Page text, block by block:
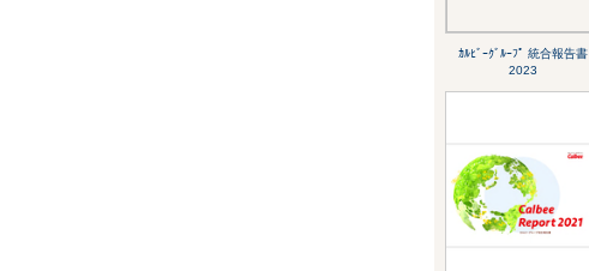
ｶﾙﾋﾞｰｸﾞﾙｰﾌﾟ 統合報告書
2023